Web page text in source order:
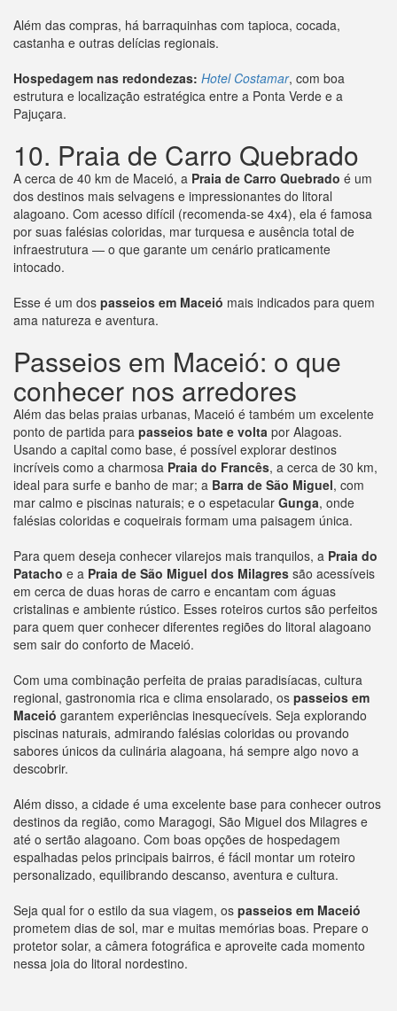
Além das compras, há barraquinhas com tapioca, cocada,
castanha e outras delícias regionais.
Hospedagem nas redondezas: Hotel Costamar, com boa
estrutura e localização estratégica entre a Ponta Verde e a
Pajuçara.
10. Praia de Carro Quebrado
A cerca de 40 km de Maceió, a Praia de Carro Quebrado é um
dos destinos mais selvagens e impressionantes do litoral
alagoano. Com acesso difícil (recomenda-se 4x4), ela é famosa
por suas falésias coloridas, mar turquesa e ausência total de
infraestrutura — o que garante um cenário praticamente
intocado.
Esse é um dos passeios em Maceió mais indicados para quem
ama natureza e aventura.
Passeios em Maceió: o que
conhecer nos arredores
Além das belas praias urbanas, Maceió é também um excelente
ponto de partida para passeios bate e volta por Alagoas.
Usando a capital como base, é possível explorar destinos
incríveis como a charmosa Praia do Francês, a cerca de 30 km,
ideal para surfe e banho de mar; a Barra de São Miguel, com
mar calmo e piscinas naturais; e o espetacular Gunga, onde
falésias coloridas e coqueirais formam uma paisagem única.
Para quem deseja conhecer vilarejos mais tranquilos, a Praia do
Patacho e a Praia de São Miguel dos Milagres são acessíveis
em cerca de duas horas de carro e encantam com águas
cristalinas e ambiente rústico. Esses roteiros curtos são perfeitos
para quem quer conhecer diferentes regiões do litoral alagoano
sem sair do conforto de Maceió.
Com uma combinação perfeita de praias paradisíacas, cultura
regional, gastronomia rica e clima ensolarado, os passeios em
Maceió garantem experiências inesquecíveis. Seja explorando
piscinas naturais, admirando falésias coloridas ou provando
sabores únicos da culinária alagoana, há sempre algo novo a
descobrir.
Além disso, a cidade é uma excelente base para conhecer outros
destinos da região, como Maragogi, São Miguel dos Milagres e
até o sertão alagoano. Com boas opções de hospedagem
espalhadas pelos principais bairros, é fácil montar um roteiro
personalizado, equilibrando descanso, aventura e cultura.
Seja qual for o estilo da sua viagem, os passeios em Maceió
prometem dias de sol, mar e muitas memórias boas. Prepare o
protetor solar, a câmera fotográfica e aproveite cada momento
nessa joia do litoral nordestino.